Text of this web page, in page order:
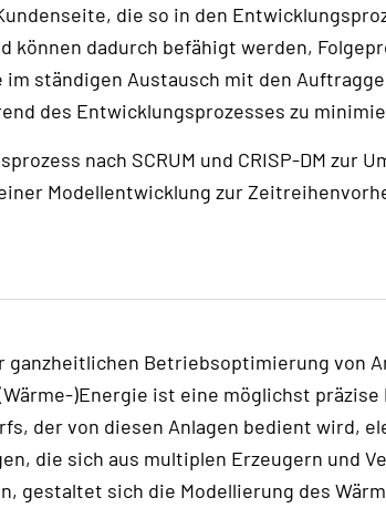
die so in den
können dadurch befähigt werden,
im ständigen Austausch mit den
des Entwicklungsprozesses zu
nach SCRUM und CRISP-DM
Modellentwicklung zur
ganzheitlichen Betriebsoptimierung von
)Energie ist eine möglichst präzise
der von diesen Anlagen bedient wird,
die sich aus multiplen Erzeugern und
gestaltet sich die Modellierung des